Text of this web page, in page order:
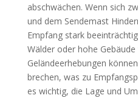
abschwächen. Wenn sich
und dem Sendemast
Empfang stark
Wälder oder hohe
Geländeerhebungen
brechen, was zu
es wichtig, die Lage und